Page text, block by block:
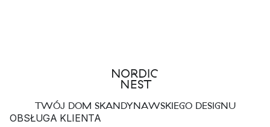
TWÓJ DOM SKANDYNAWSKIEGO DESIGNU
OBSŁUGA KLIENTA